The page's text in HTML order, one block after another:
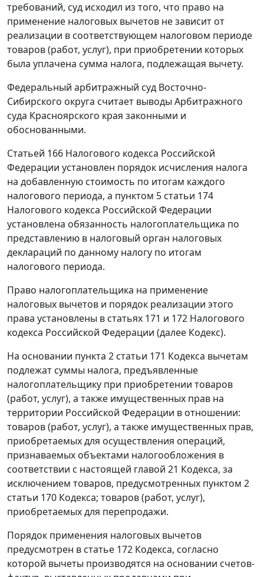
требований, суд исходил из того, что право на
применение налоговых вычетов не зависит от
реализации в соответствующем налоговом периоде
товаров (работ, услуг), при приобретении которых
была уплачена сумма налога, подлежащая вычету.
Федеральный арбитражный суд Восточно-
Сибирского округа считает выводы Арбитражного
суда Красноярского края законными и
обоснованными.
Статьей 166 Налогового кодекса Российской
Федерации установлен порядок исчисления налога
на добавленную стоимость по итогам каждого
налогового периода, а пунктом 5 статьи 174
Налогового кодекса Российской Федерации
установлена обязанность налогоплательщика по
представлению в налоговый орган налоговых
деклараций по данному налогу по итогам
налогового периода.
Право налогоплательщика на применение
налоговых вычетов и порядок реализации этого
права установлены в статьях 171 и 172 Налогового
кодекса Российской Федерации (далее Кодекс).
На основании пункта 2 статьи 171 Кодекса вычетам
подлежат суммы налога, предъявленные
налогоплательщику при приобретении товаров
(работ, услуг), а также имущественных прав на
территории Российской Федерации в отношении:
товаров (работ, услуг), а также имущественных прав,
приобретаемых для осуществления операций,
признаваемых объектами налогообложения в
соответствии с настоящей главой 21 Кодекса, за
исключением товаров, предусмотренных пунктом 2
статьи 170 Кодекса; товаров (работ, услуг),
приобретаемых для перепродажи.
Порядок применения налоговых вычетов
предусмотрен в статье 172 Кодекса, согласно
которой вычеты производятся на основании счетов-